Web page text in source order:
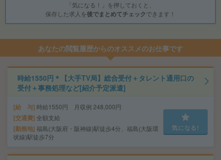
「気になる！」を押しておくと、
保存した求人を後でまとめてチェックできます！
あなたの閲覧履歴からのオススメのお仕事です
時給1550円＊【大手TV局】総合受付＋タレント通用口の
受付＋事務処理など[紹介予定派遣]
給 与 時給1550円 月収例 248,000円
交通費 全額支給
勤務地 福島(大阪府・阪神線)駅徒歩4分、福島(大阪環
状線)駅徒歩7分
気になる!